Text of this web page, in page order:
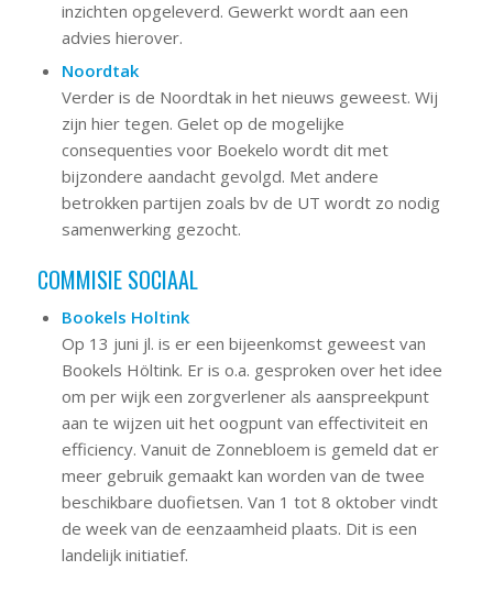
inzichten opgeleverd. Gewerkt wordt aan een
advies hierover.
Noordtak
Verder is de Noordtak in het nieuws geweest. Wij
zijn hier tegen. Gelet op de mogelijke
consequenties voor Boekelo wordt dit met
bijzondere aandacht gevolgd. Met andere
betrokken partijen zoals bv de UT wordt zo nodig
samenwerking gezocht.
COMMISIE SOCIAAL
Bookels Holtink
Op 13 juni jl. is er een bijeenkomst geweest van
Bookels Höltink. Er is o.a. gesproken over het idee
om per wijk een zorgverlener als aanspreekpunt
aan te wijzen uit het oogpunt van effectiviteit en
efficiency. Vanuit de Zonnebloem is gemeld dat er
meer gebruik gemaakt kan worden van de twee
beschikbare duofietsen. Van 1 tot 8 oktober vindt
de week van de eenzaamheid plaats. Dit is een
landelijk initiatief.